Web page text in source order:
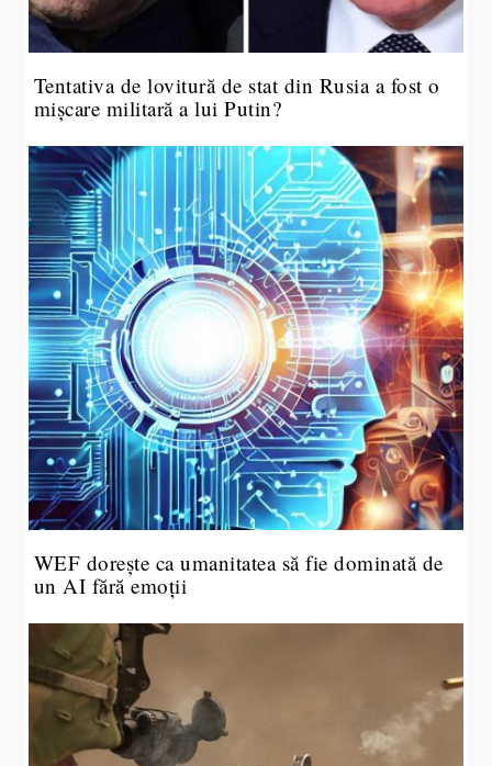
Tentativa de lovitură de stat din Rusia a fost o
mișcare militară a lui Putin?
WEF dorește ca umanitatea să fie dominată de
un AI fără emoții